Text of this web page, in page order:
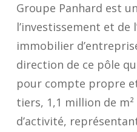
Groupe Panhard est
l’investissement et de
immobilier
direction de ce pôle
pour compte propre
tiers, 1,1 million de
d’activité,